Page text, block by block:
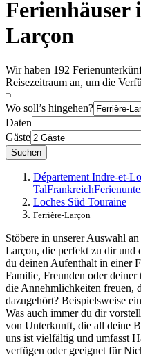
Ferienhäuser
Larçon
Wir haben 192
Reisezeitraum an, um die
Wo soll’s hingehen?
Daten
Gäste
Suchen
Département Indre-et-
TalFrankreich
Loches Süd Touraine
Ferrière-Larçon
Stöbere in unserer Auswahl
Larçon, die perfekt zu dir und
du deinen Aufenthalt in einer
Familie, Freunden oder
die Annehmlichkeiten freuen,
dazugehört? Beispielsweise
Was auch immer du dir
von Unterkunft, die all deine
uns ist vielfältig und umfasst
verfügen oder geeignet für